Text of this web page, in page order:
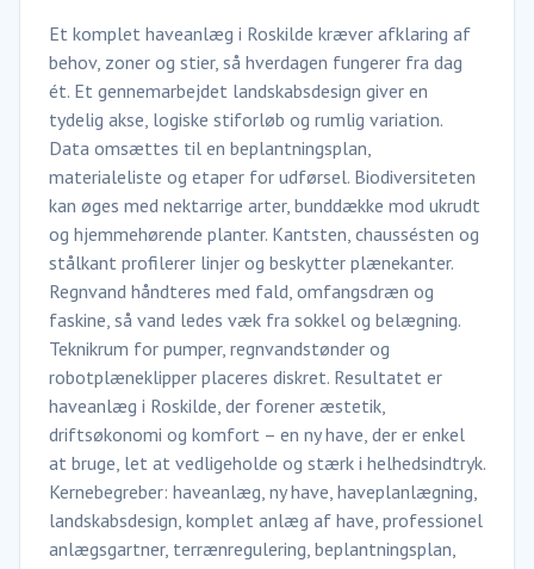
Et komplet haveanlæg i Roskilde kræver afklaring af
behov, zoner og stier, så hverdagen fungerer fra dag
ét. Et gennemarbejdet landskabsdesign giver en
tydelig akse, logiske stiforløb og rumlig variation.
Data omsættes til en beplantningsplan,
materialeliste og etaper for udførsel. Biodiversiteten
kan øges med nektarrige arter, bunddække mod ukrudt
og hjemmehørende planter. Kantsten, chaussésten og
stålkant profilerer linjer og beskytter plænekanter.
Regnvand håndteres med fald, omfangsdræn og
faskine, så vand ledes væk fra sokkel og belægning.
Teknikrum for pumper, regnvandstønder og
robotplæneklipper placeres diskret. Resultatet er
haveanlæg i Roskilde, der forener æstetik,
driftsøkonomi og komfort – en ny have, der er enkel
at bruge, let at vedligeholde og stærk i helhedsindtryk.
Kernebegreber: haveanlæg, ny have, haveplanlægning,
landskabsdesign, komplet anlæg af have, professionel
anlægsgartner, terrænregulering, beplantningsplan,